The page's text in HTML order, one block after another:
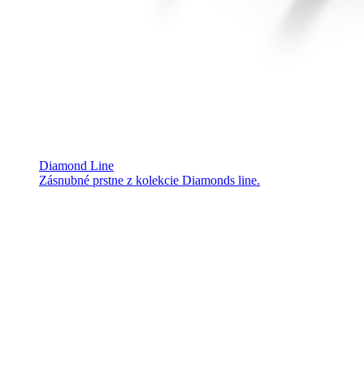
Diamond Line
Zásnubné prstne z kolekcie Diamonds line.